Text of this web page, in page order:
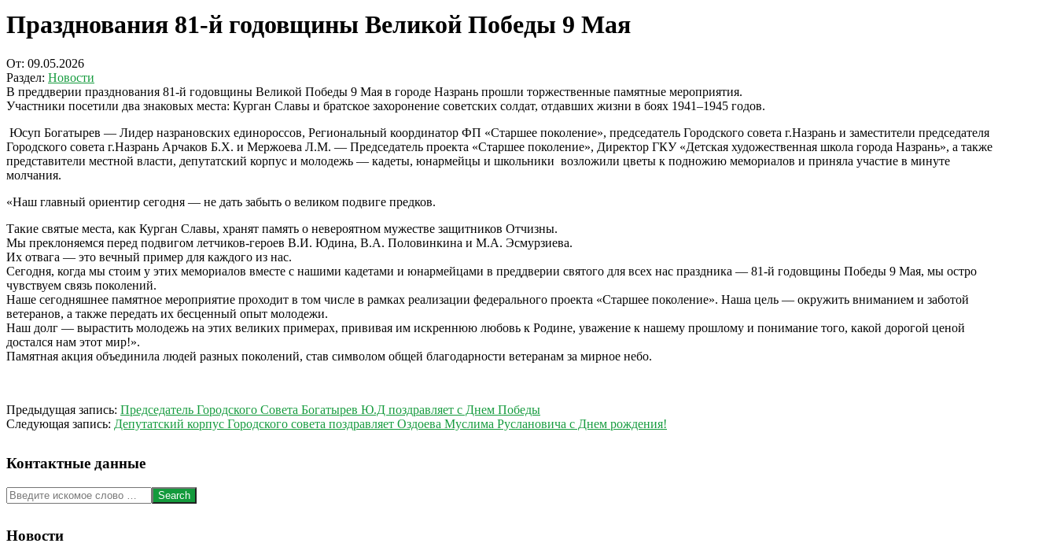
Празднования 81-й годовщины Великой Победы 9 Мая
От: 09.05.2026
Раздел: Новости
В преддверии празднования 81-й годовщины Великой Победы 9 Мая в городе Назрань прошли торжественные памятные мероприятия.
Участники посетили два знаковых места: Курган Славы и братское захоронение советских солдат, отдавших жизни в боях 1941–1945 годов.
Юсуп Богатырев — Лидер назрановских единороссов, Региональный координатор ФП «Старшее поколение», председатель Городского совета г.Назрань и заместители председателя
Городского совета г.Назрань Арчаков Б.Х. и Мержоева Л.М. — Председатель проекта «Старшее поколение», Директор ГКУ «Детская художественная школа города Назрань», а также
представители местной власти, депутатский корпус и молодежь — кадеты, юнармейцы и школьники возложили цветы к подножию мемориалов и приняла участие в минуте
молчания.
«Наш главный ориентир сегодня — не дать забыть о великом подвиге предков.
Такие святые места, как Курган Славы, хранят память о невероятном мужестве защитников Отчизны.
Мы преклоняемся перед подвигом летчиков-героев В.И. Юдина, В.А. Половинкина и М.А. Эсмурзиева.
Их отвага — это вечный пример для каждого из нас.
Сегодня, когда мы стоим у этих мемориалов вместе с нашими кадетами и юнармейцами в преддверии святого для всех нас праздника — 81-й годовщины Победы 9 Мая, мы остро
чувствуем связь поколений.
Наше сегодняшнее памятное мероприятие проходит в том числе в рамках реализации федерального проекта «Старшее поколение». Наша цель — окружить вниманием и заботой
ветеранов, а также передать их бесценный опыт молодежи.
Наш долг — вырастить молодежь на этих великих примерах, прививая им искреннюю любовь к Родине, уважение к нашему прошлому и понимание того, какой дорогой ценой
достался нам этот мир!».
Памятная акция объединила людей разных поколений, став символом общей благодарности ветеранам за мирное небо.
2026-
05-
Предыдущая запись: Председатель Городского Совета Богатырев Ю.Д поздравляет с Днем Победы
Следующая запись: Депутатский корпус Городского совета поздравляет Оздоева Муслима Руслановича с Днем рождения!
Контактные данные
Search
Новости